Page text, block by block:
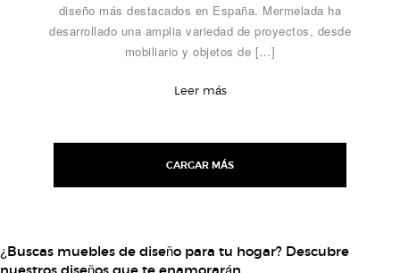
diseño más destacados en España. Mermelada ha
desarrollado una amplia variedad de proyectos, desde
mobiliario y objetos de […]
Leer más
CARGAR MÁS
¿Buscas muebles de diseño para tu hogar? Descubre
nuestros diseños que te enamorarán